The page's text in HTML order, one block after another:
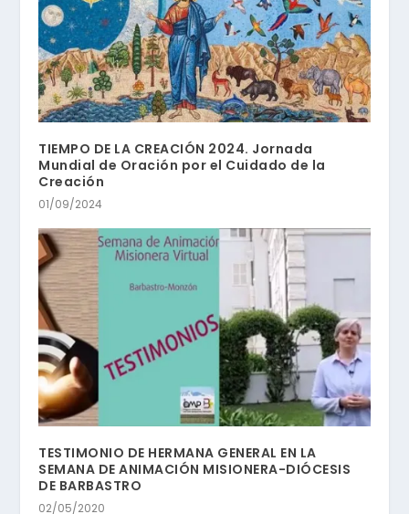
TIEMPO DE LA CREACIÓN 2024. Jornada
Mundial de Oración por el Cuidado de la
Creación
01/09/2024
TESTIMONIO DE HERMANA GENERAL EN LA
SEMANA DE ANIMACIÓN MISIONERA-DIÓCESIS
DE BARBASTRO
02/05/2020